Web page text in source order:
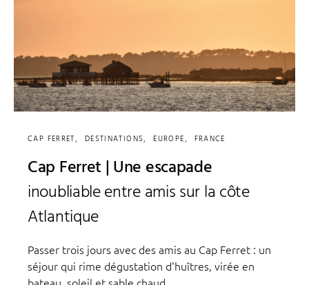
CAP FERRET DESTINATIONS EUROPE FRANCE
Cap Ferret | Une escapade
inoubliable entre amis sur la côte
Atlantique
Passer trois jours avec des amis au Cap Ferret : un
séjour qui rime dégustation d'huîtres, virée en